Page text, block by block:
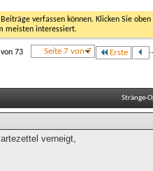
verfassen können. Klicken Sie oben
meisten interessiert.
Seite 7 von 7 Erste
73
Stränge-
verneigt,